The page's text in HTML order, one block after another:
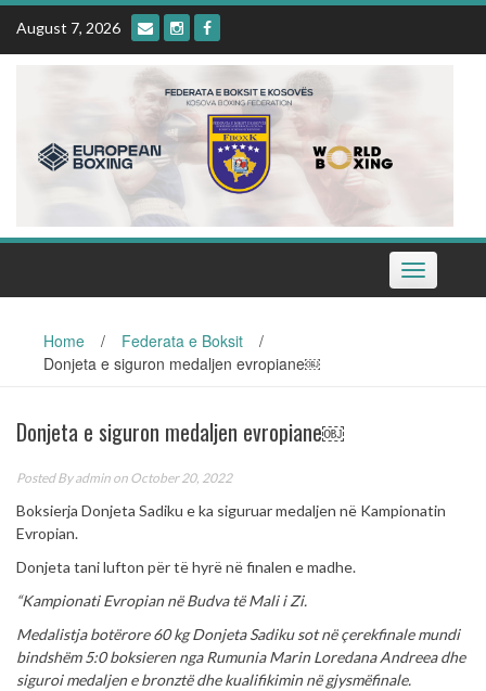
Skip
content
August 7, 2026
Toggle
navigation
Home / Federata e Boksit
/
Donjeta e siguron medaljen evropiane￼
Donjeta e siguron medaljen evropiane￼
Posted Byadmin on October 20, 2022
Boksierja Donjeta Sadiku e ka siguruar medaljen në Kampionatin
Evropian.
Donjeta tani lufton për të hyrë në finalen e madhe.
“Kampionati Evropian në Budva të Mali i Zi.
Medalistja botërore 60 kg Donjeta Sadiku sot në çerekfinale mundi
bindshëm 5:0 boksieren nga Rumunia Marin Loredana Andreea dhe
siguroi medaljen e bronztë dhe kualifikimin në gjysmëfinale.